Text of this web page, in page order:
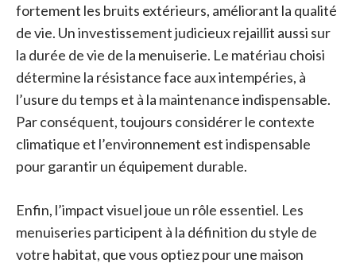
fortement les bruits extérieurs, améliorant la qualité
de vie. Un investissement judicieux rejaillit aussi sur
la durée de vie de la menuiserie. Le matériau choisi
détermine la résistance face aux intempéries, à
l’usure du temps et à la maintenance indispensable.
Par conséquent, toujours considérer le contexte
climatique et l’environnement est indispensable
pour garantir un équipement durable.
Enfin, l’impact visuel joue un rôle essentiel. Les
menuiseries participent à la définition du style de
votre habitat, que vous optiez pour une maison